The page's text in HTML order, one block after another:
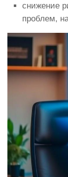
снижение
проблем,